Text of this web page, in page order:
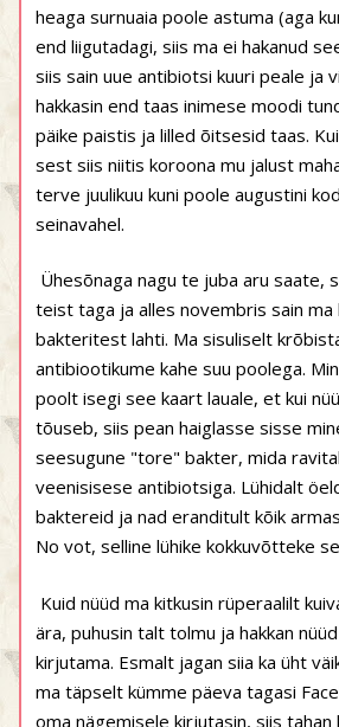
heaga surnuaia poole astuma (aga
end liigutadagi, siis ma ei hakanud
siis sain uue antibiotsi kuuri peale ja
hakkasin end taas inimese moodi
päike paistis ja lilled õitsesid taas.
sest siis niitis koroona mu jalust
terve juulikuu kuni poole augustini
seinavahel.
Ühesõnaga nagu te juba aru saate,
teist taga ja alles novembris sain
bakteritest lahti. Ma sisuliselt
antibiootikume kahe suu poolega.
poolt isegi see kaart lauale, et kui
tõuseb, siis pean haiglasse sisse
seesugune "tore" bakter, mida
veenisisese antibiotsiga. Lühidalt
baktereid ja nad eranditult kõik
No vot, selline lühike kokkuvõtteke
Kuid nüüd ma kitkusin rüperaalilt
ära, puhusin talt tolmu ja hakkan
kirjutama. Esmalt jagan siia ka üht
ma täpselt kümme päeva tagasi
oma nägemisele kirjutasin, siis tahan